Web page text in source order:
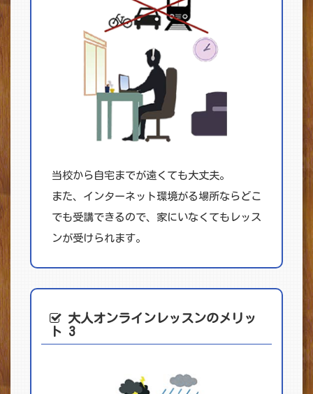
当校から自宅までが遠くても大丈夫。
また、インターネット環境がる場所ならどこ
でも受講できるので、家にいなくてもレッス
ンが受けられます。
大人オンライン レッスンのメリッ
ト 3